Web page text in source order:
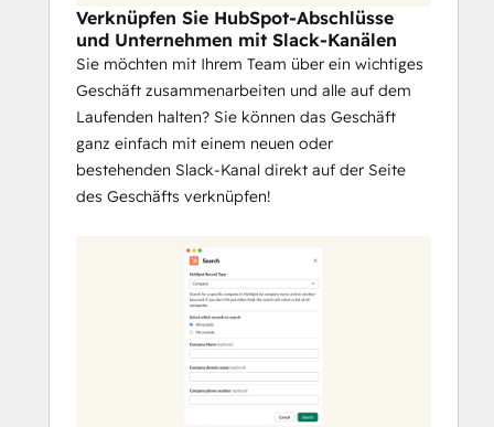
Verknüpfen Sie HubSpot-Abschlüsse
und Unternehmen mit Slack-Kanälen
Sie möchten mit Ihrem Team über ein wichtiges
Geschäft zusammenarbeiten und alle auf dem
Laufenden halten? Sie können das Geschäft
ganz einfach mit einem neuen oder
bestehenden Slack-Kanal direkt auf der Seite
des Geschäfts verknüpfen!